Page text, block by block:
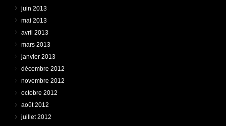
juin 2013
mai 2013
avril 2013
mars 2013
janvier 2013
décembre 2012
novembre 2012
octobre 2012
août 2012
juillet 2012